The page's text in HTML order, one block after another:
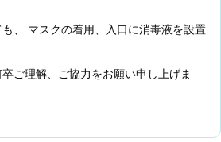
、 マスクの着用、入口に消毒液を設置
ご理解、ご協力をお願い申し上げま